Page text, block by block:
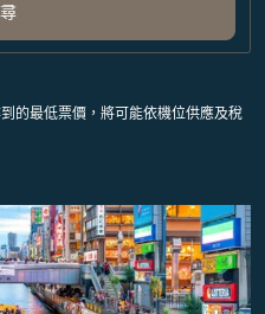
的最低票價，將可能依機位供應及稅